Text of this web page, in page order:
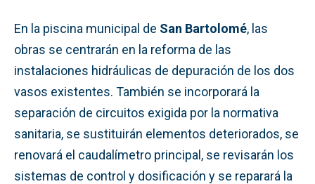
En la piscina municipal de San Bartolomé, las
obras se centrarán en la reforma de las
instalaciones hidráulicas de depuración de los dos
vasos existentes. También se incorporará la
separación de circuitos exigida por la normativa
sanitaria, se sustituirán elementos deteriorados, se
renovará el caudalímetro principal, se revisarán los
sistemas de control y dosificación y se reparará la